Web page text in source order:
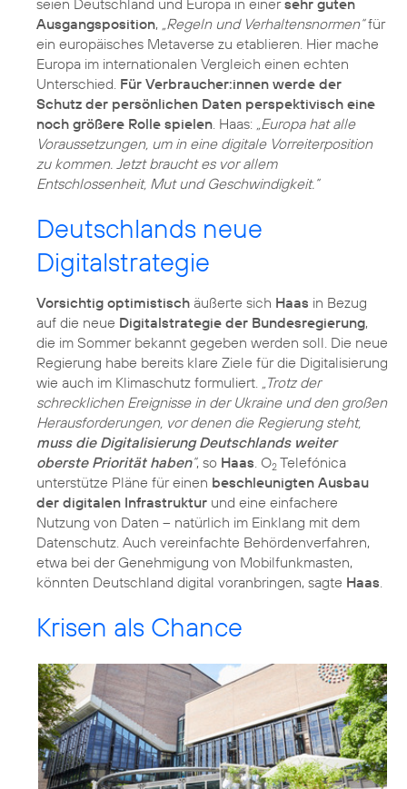
Ausgangsposition, „Regeln und Verhaltensnormen“für
ein europäisches Metaverse zu etablieren. Hier mache
Europa im internationalen Vergleich einen echten
Unterschied. Für Verbraucher:innen werde der
Schutz der persönlichen Daten perspektivisch eine
noch größere Rolle spielen . Haas: „Europa hat alle
Voraussetzungen, um in eine digitale Vorreiterposition
zu kommen. Jetzt braucht es vor allem
Entschlossenheit, Mut und Geschwindigkeit.“
Deutschlands neue
Digitalstrategie
Vorsichtig optimistisch äußerte sich Haas in Bezug
auf die neue Digitalstrategie der Bundesregierung,
die im Sommer bekannt gegeben werden soll. Die neue
Regierung habe bereits klare Ziele für die Digitalisierung
wie auch im Klimaschutz formuliert.
„Trotz der
schrecklichen Ereignisse in der Ukraine und den großen
Herausforderungen, vor denen die Regierung steht,
muss die Digitalisierung Deutschlands weiter
oberste Priorität haben“, so Haas . O2 Telefónica
unterstütze Pläne für einen beschleunigten Ausbau
der digitalen Infrastruktur und eine einfachere
Nutzung von Daten – natürlich im Einklang mit dem
Datenschutz. Auch vereinfachte Behördenverfahren,
etwa bei der Genehmigung von Mobilfunkmasten,
könnten Deutschland digital voranbringen, sagte Haas
Krisen als Chance